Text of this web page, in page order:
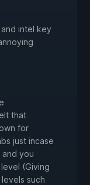
intel key
that
for
just incase
you
(Giving
such